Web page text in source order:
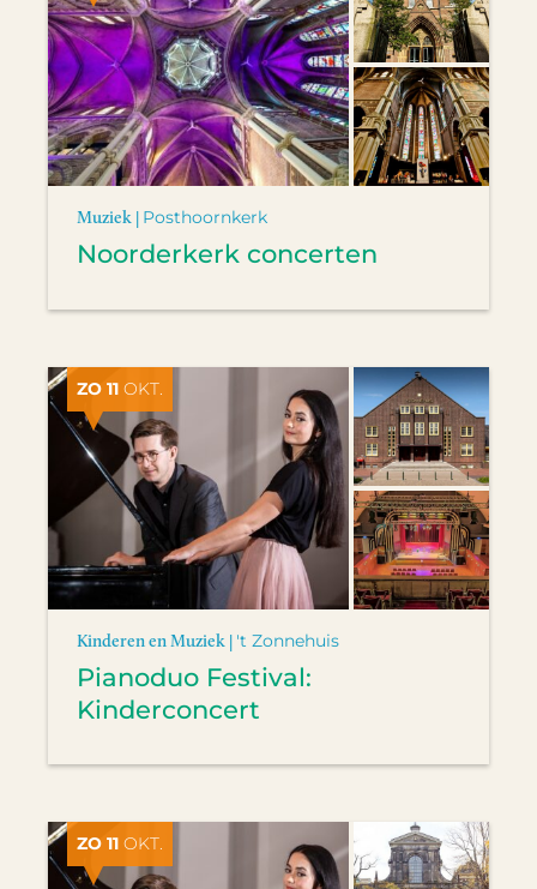
Muziek | Posthoornkerk
Noorderkerk concerten
ZO 11 OKT.
Kinderen en Muziek | 't Zonnehuis
Pianoduo Festival:
Kinderconcert
ZO 11 OKT.